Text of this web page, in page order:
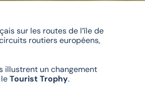
sur les routes de l’île de
routiers européens,
illustrent un changement
Tourist Trophy.